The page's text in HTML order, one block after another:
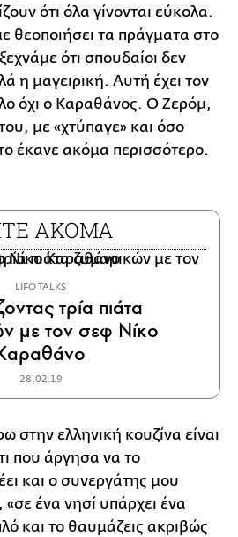
ότι όλα γίνονται εύκολα.
θεοποιήσει τα πράγματα στο
ότι σπουδαίοι δεν
η μαγειρική. Αυτή έχει τον
όχι ο Καραθάνος. Ο Ζερόμ,
με «χτύπαγε» και όσο
έκανε ακόμα περισσότερο.
ΑΚΟΜΑ
LIFO TALKS
τρία πιάτα
με τον σεφ Νίκο
28.02.19
στην ελληνική κουζίνα είναι
που άργησα να το
και ο συνεργάτης μου
ένα νησί υπάρχει ένα
και το θαυμάζεις ακριβώς